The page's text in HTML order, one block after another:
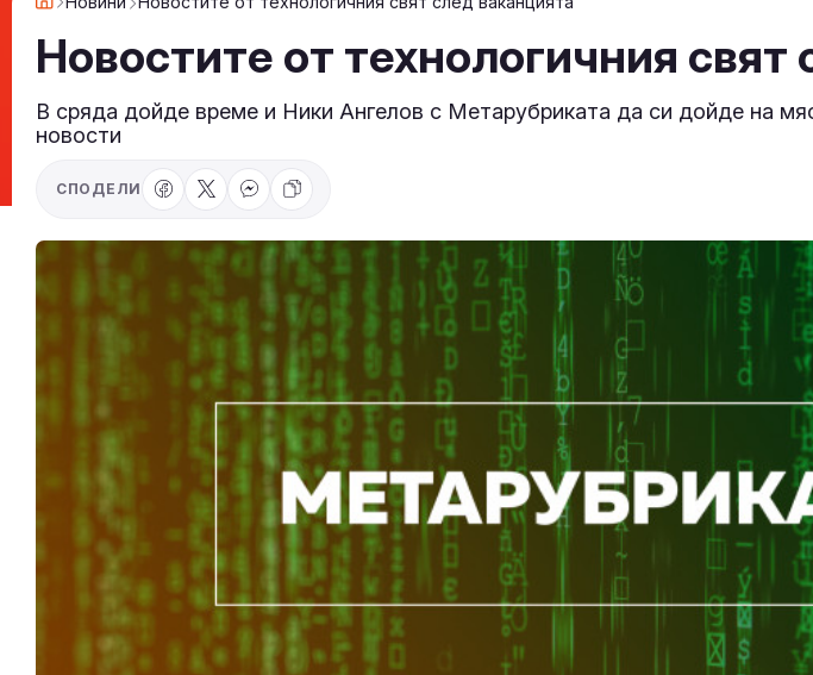
Новостите от технологичния свят
В сряда дойде време и Ники Ангелов с Метарубриката да си дойде на
новости
СПОДЕЛИ